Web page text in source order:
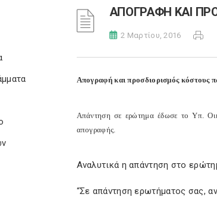
ΑΠΟΓΡΑΦΗ ΚΑΙ
2 Μαρτίου, 2016
Απογραφή και προσδιορισμός κόστους
Απάντηση σε ερώτημα έδωσε το Υπ.
απογραφής.
Αναλυτικά η απάντηση στο
“Σε απάντηση ερωτήματος σας,